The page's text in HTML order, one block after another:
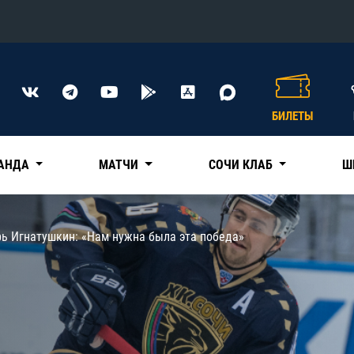
Конференция «Восток»
Нефтехимик
Трактор
Дивизион Чернышева
Авангард
Адмирал
КХЛ
БИЛЕТЫ
МАТЧИ СОЧИ КЛАБ
Игнатушкин: «Нам нужна была эта победа»